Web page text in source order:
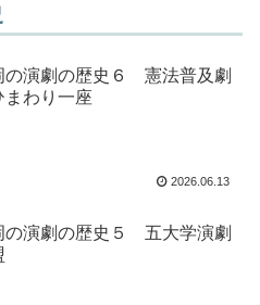
の演劇の歴史６ 憲法普及劇
まわり一座
2026.06.13
の演劇の歴史５ 五大学演劇